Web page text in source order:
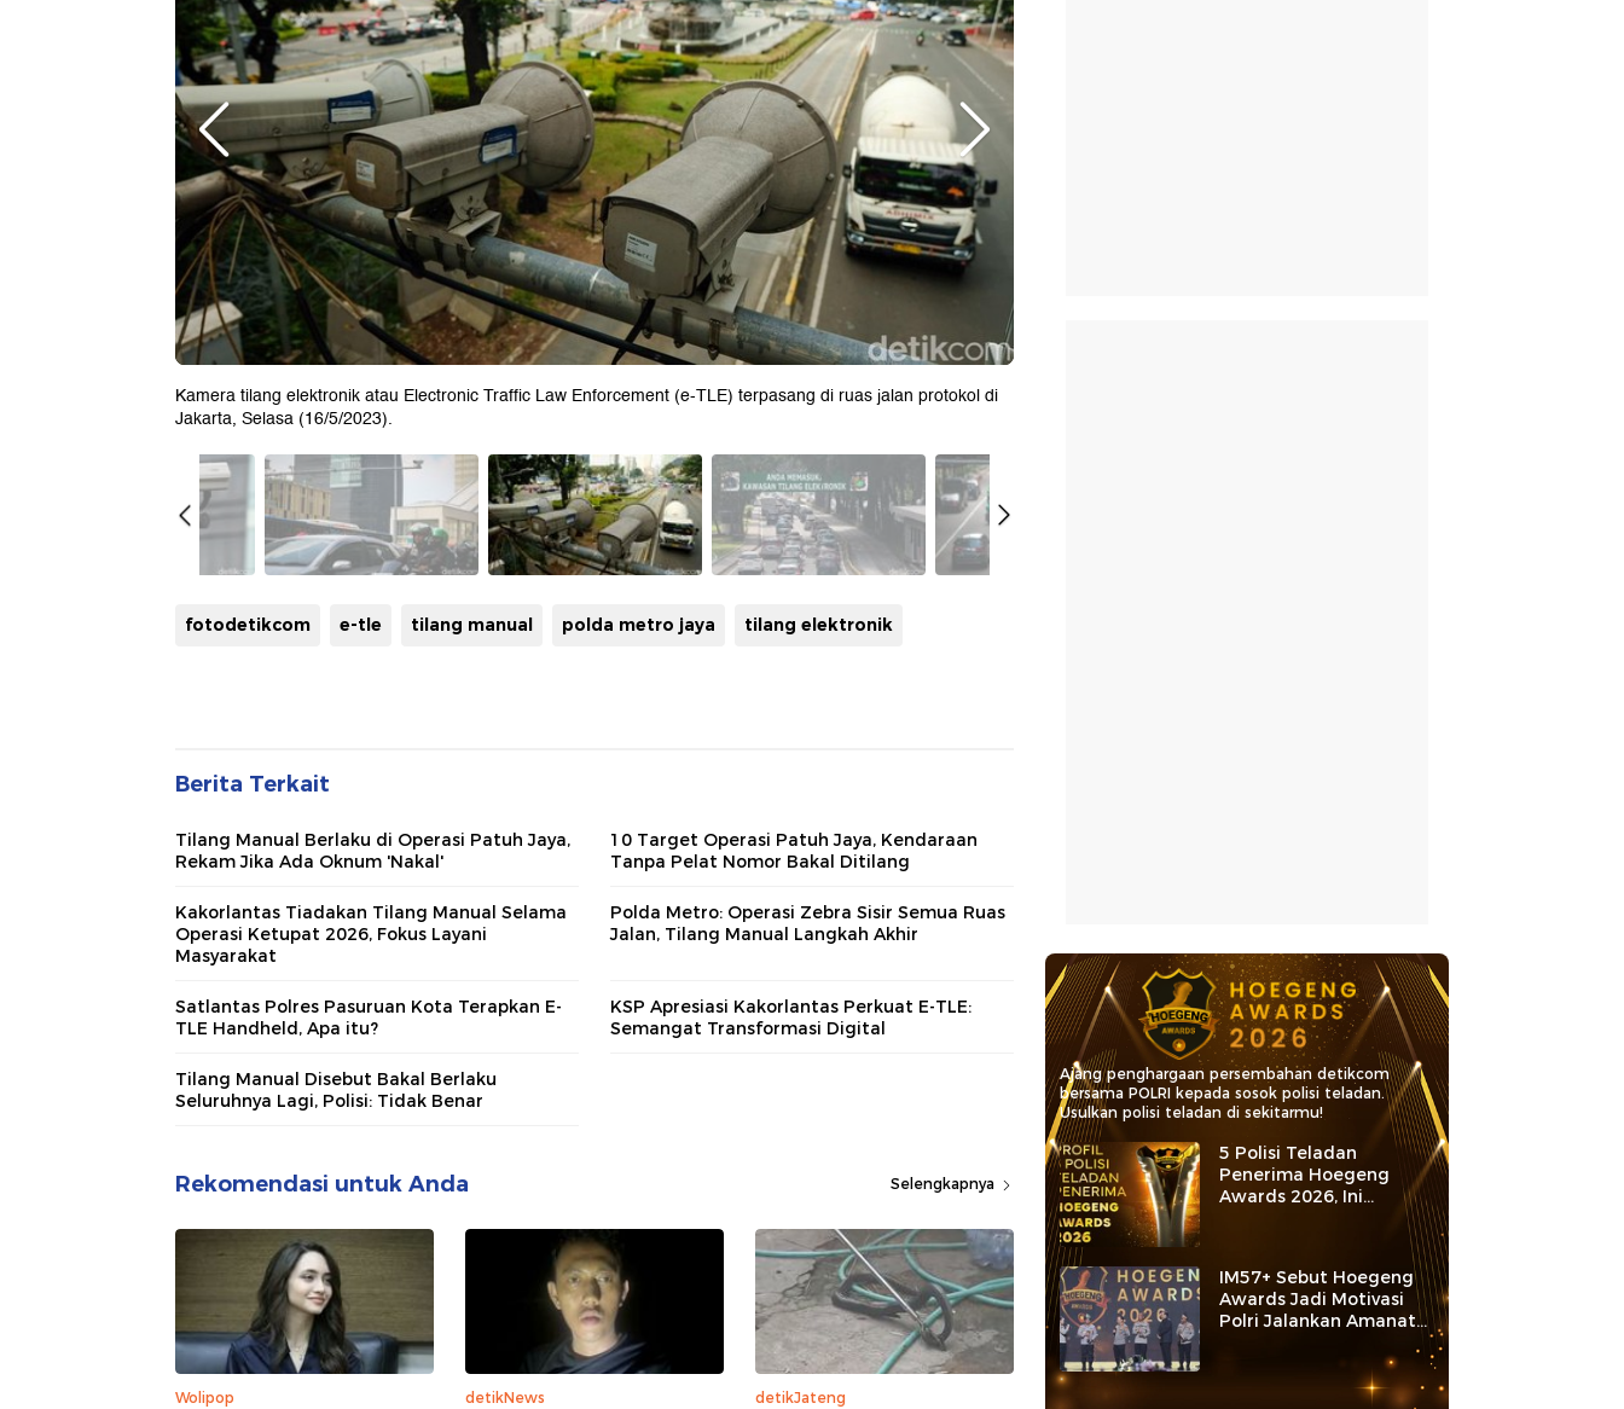
Kamera tilang elektronik atau Electronic Traffic Law Enforcement (e-TLE) terpasang di ruas jalan protokol di
Jakarta, Selasa (16/5/2023).
fotodetikcom e-tle tilang manual polda metro jaya tilang elektronik
Berita Terkait
Tilang Manual Berlaku di Operasi Patuh Jaya,
Rekam Jika Ada Oknum 'Nakal'
10 Target Operasi Patuh Jaya, Kendaraan
Tanpa Pelat Nomor Bakal Ditilang
Kakorlantas Tiadakan Tilang Manual Selama
Operasi Ketupat 2026, Fokus Layani
Masyarakat
Polda Metro: Operasi Zebra Sisir Semua Ruas
Jalan, Tilang Manual Langkah Akhir
Satlantas Polres Pasuruan Kota Terapkan E-
TLE Handheld, Apa itu?
KSP Apresiasi Kakorlantas Perkuat E-TLE:
Semangat Transformasi Digital
Tilang Manual Disebut Bakal Berlaku
Seluruhnya Lagi, Polisi: Tidak Benar
Rekomendasi untuk Anda Selengkapnya
Wolipop detikNews detikJateng
Ajang penghargaan persembahan detikcom
bersama POLRI kepada sosok polisi teladan.
Usulkan polisi teladan di sekitarmu!
5 Polisi Teladan
Penerima Hoegeng
Awards 2026, Ini
Kategori dan Kiprahnya
IM57+ Sebut Hoegeng
Awards Jadi Motivasi
Polri Jalankan Amanat